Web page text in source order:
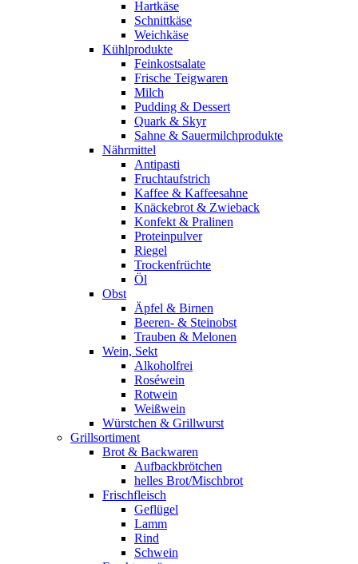
Hartkäse
Schnittkäse
Weichkäse
Kühlprodukte
Feinkostsalate
Frische Teigwaren
Milch
Pudding & Dessert
Quark & Skyr
Sahne & Sauermilchprodukte
Nährmittel
Antipasti
Fruchtaufstrich
Kaffee & Kaffeesahne
Knäckebrot & Zwieback
Konfekt & Pralinen
Proteinpulver
Riegel
Trockenfrüchte
Öl
Obst
Äpfel & Birnen
Beeren- & Steinobst
Trauben & Melonen
Wein, Sekt
Alkoholfrei
Roséwein
Rotwein
Weißwein
Würstchen & Grillwurst
Grillsortiment
Brot & Backwaren
Aufbackbrötchen
helles Brot/Mischbrot
Frischfleisch
Geflügel
Lamm
Rind
Schwein